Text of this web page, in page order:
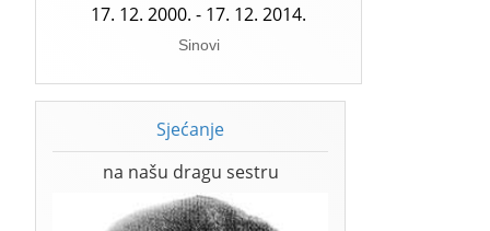
17. 12. 2000. - 17. 12. 2014.
Sinovi
Sjećanje
na našu dragu sestru